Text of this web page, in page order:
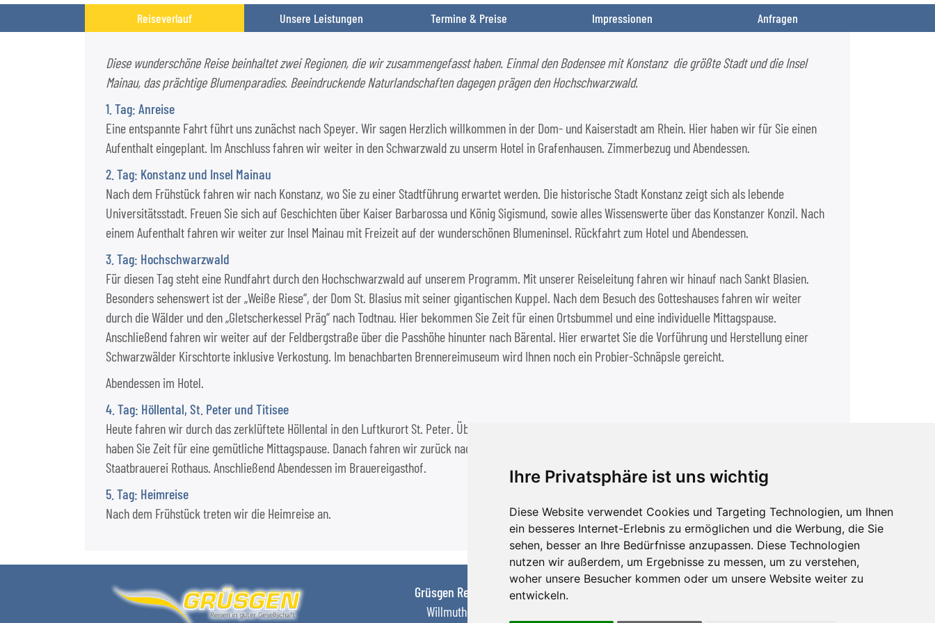
Ihre Privatsphäre ist uns wichtig
Diese Website verwendet Cookies und Targeting Technologien, um Ihnen
ein besseres Internet-Erlebnis zu ermöglichen und die Werbung, die Sie
sehen, besser an Ihre Bedürfnisse anzupassen. Diese Technologien
nutzen wir außerdem, um Ergebnisse zu messen, um zu verstehen,
woher unsere Besucher kommen oder um unsere Website weiter zu
entwickeln.
Reiseverlauf Unsere Leistungen Termine & Preise Impressionen Anfragen
Diese wunderschöne Reise beinhaltet zwei Regionen, die wir zusammengefasst haben. Einmal den Bodensee mit Konstanz die größte Stadt und die Insel
Mainau, das prächtige Blumenparadies. Beeindruckende Naturlandschaften dagegen prägen den Hochschwarzwald.
1. Tag: Anreise
Eine entspannte Fahrt führt uns zunächst nach Speyer. Wir sagen Herzlich willkommen in der Dom- und Kaiserstadt am Rhein. Hier haben wir für Sie einen
Aufenthalt eingeplant. Im Anschluss fahren wir weiter in den Schwarzwald zu unserm Hotel in Grafenhausen. Zimmerbezug und Abendessen.
2. Tag: Konstanz und Insel Mainau
Nach dem Frühstück fahren wir nach Konstanz, wo Sie zu einer Stadtführung erwartet werden. Die historische Stadt Konstanz zeigt sich als lebende
Universitätsstadt. Freuen Sie sich auf Geschichten über Kaiser Barbarossa und König Sigismund, sowie alles Wissenswerte über das Konstanzer Konzil. Nach
einem Aufenthalt fahren wir weiter zur Insel Mainau mit Freizeit auf der wunderschönen Blumeninsel. Rückfahrt zum Hotel und Abendessen.
3. Tag: Hochschwarzwald
Für diesen Tag steht eine Rundfahrt durch den Hochschwarzwald auf unserem Programm. Mit unserer Reiseleitung fahren wir hinauf nach Sankt Blasien.
Besonders sehenswert ist der „Weiße Riese“, der Dom St. Blasius mit seiner gigantischen Kuppel. Nach dem Besuch des Gotteshauses fahren wir weiter
durch die Wälder und den „Gletscherkessel Präg“ nach Todtnau. Hier bekommen Sie Zeit für einen Ortsbummel und eine individuelle Mittagspause.
Anschließend fahren wir weiter auf der Feldbergstraße über die Passhöhe hinunter nach Bärental. Hier erwartet Sie die Vorführung und Herstellung einer
Schwarzwälder Kirschtorte inklusive Verkostung. Im benachbarten Brennereimuseum wird Ihnen noch ein Probier-Schnäpsle gereicht.
Abendessen im Hotel.
4. Tag: Höllental, St. Peter und Titisee
Heute fahren wir durch das zerklüftete Höllental in den Luftkurort St. Peter. Über die Panoramastraße geht es weiter nach St. Märgen und den Titisee. Hier
haben Sie Zeit für eine gemütliche Mittagspause. Danach fahren wir zurück nach Rothaus und genießen am Nachmittag noch eine Führung in der Badischen
Staatbrauerei Rothaus. Anschließend Abendessen im Brauereigasthof.
5. Tag: Heimreise
Nach dem Frühstück treten wir die Heimreise an.
Grüsgen Reisen GmbH
Willmuthstr. 21-23